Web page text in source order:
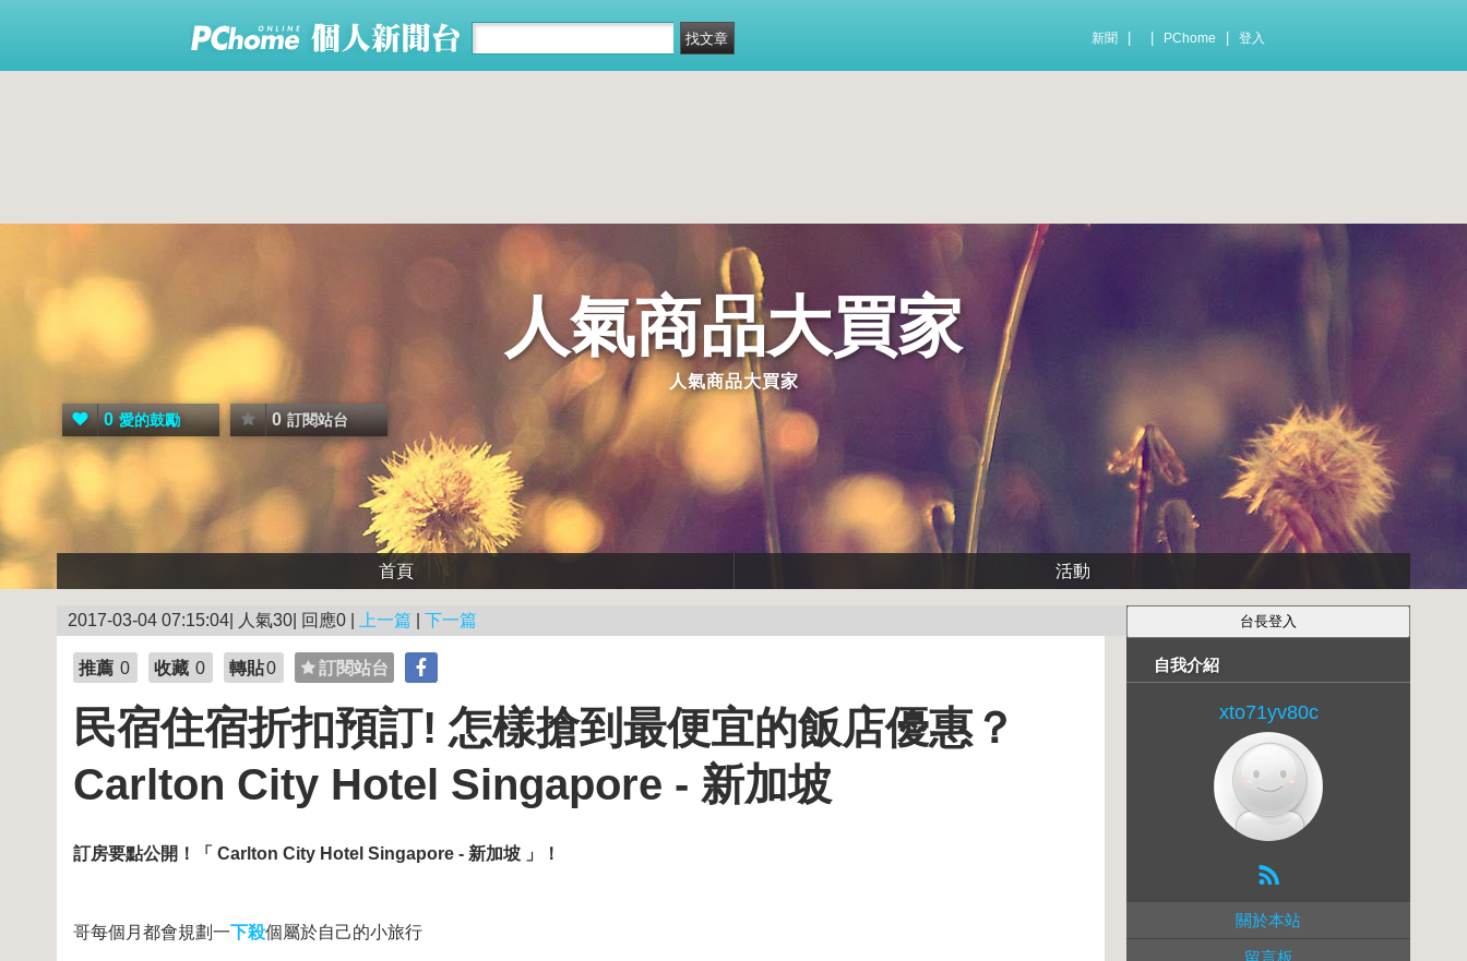
新聞 PChome 登入
人氣商品大買家
人氣商品大買家
0 愛的鼓勵 0 訂閱站台
首頁 活動
2017-03-04 07:15:04| 人氣30| 回應0 | 上一篇 下一篇
推薦 0 收藏 0 轉貼0 訂閱站台
民宿住宿折扣預訂! 怎樣搶到最便宜的飯店優惠？
Carlton City Hotel Singapore - 新加坡
訂房要點公開！ 「 Carlton City Hotel Singapore - 新加坡 」 ！
哥每個月都會規劃一下殺個屬於自己的小旅行
自我介紹
xto71yv80c
關於本站
留言板